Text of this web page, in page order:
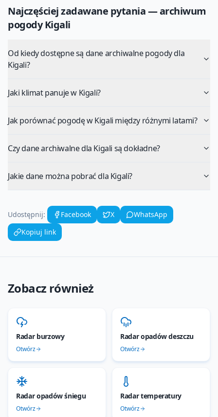
Najczęściej zadawane pytania — archiwum
pogodyKigali
Od kiedy dostępne są dane archiwalne pogody dla
Kigali?
Jaki klimat panuje w Kigali?
Jak porównać pogodę w Kigali między różnymi latami?
Czy dane archiwalne dla Kigali są dokładne?
Jakie dane można pobrać dla Kigali?
Udostępnij: Facebook X
WhatsApp
Kopiuj link
Zobacz również
Radar burzowy
Otwórz
Radar opadów deszczu
Otwórz
Radar opadów śniegu
Otwórz
Radar temperatury
Otwórz